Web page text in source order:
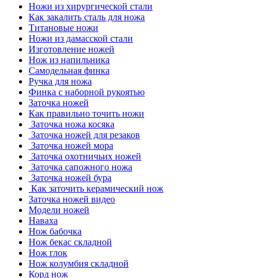
Ножи из хирургической стали
Как закалить сталь для ножа
Титановые ножи
Ножи из дамасской стали
Изготовление ножей
Нож из напильника
Самодельная финка
Ручка для ножа
Финка с наборной рукоятью
Заточка ножей
Как правильно точить ножи
Заточка ножа косяка
Заточка ножей для резаков
Заточка ножей мора
Заточка охотничьих ножей
Заточка сапожного ножа
Заточка ножей бура
Как заточить керамический нож
Заточка ножей видео
Модели ножей
Наваха
Нож бабочка
Нож бекас складной
Нож глок
Нож колумбия складной
Корд нож